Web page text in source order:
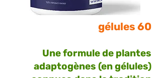
60 gélules
Une formule de plantes
adaptogènes (en gélules)